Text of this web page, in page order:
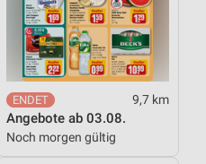
9,7 km
Angebote ab 03.08.
Noch morgen gültig